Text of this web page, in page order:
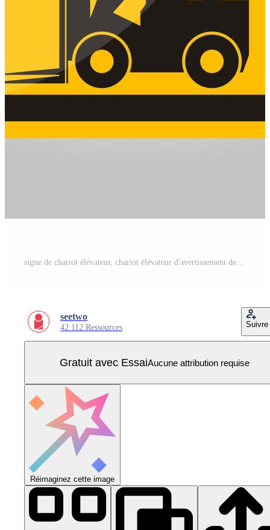
signe de chariot élévateur, chariot élévateur d'avertissement de danger Vecteur Pro
seetwo
42 112 Ressources Suivre
Gratuit avec EssaiAucune attribution requise
Réimaginez cette image